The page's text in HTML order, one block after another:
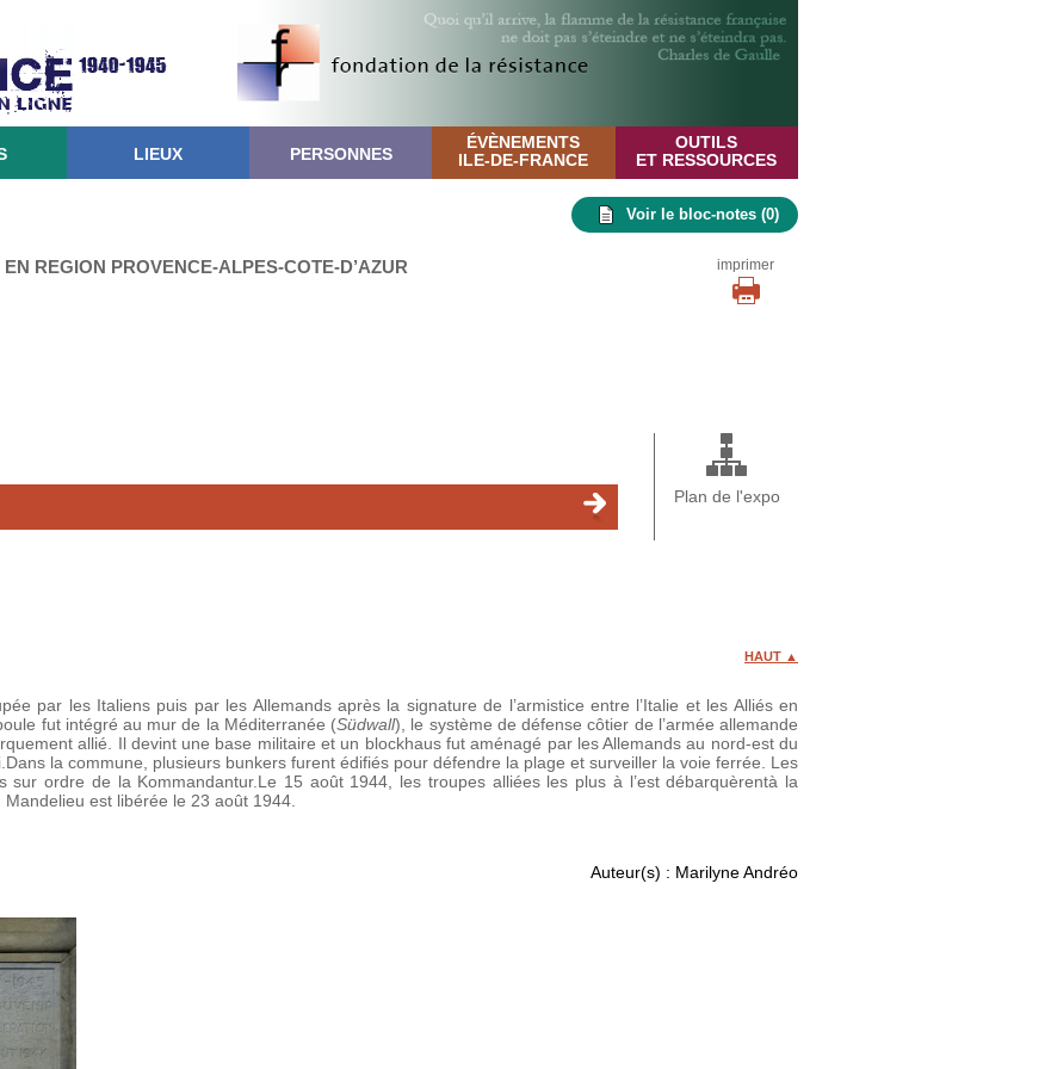
LIEUX PERSONNES
ÉVÈNEMENTS
ILE-DE-FRANCE
OUTILS
ET RESSOURCES
Voir le bloc-notes (0)
REGION PROVENCE-ALPES-COTE-D’AZUR imprimer
Plan de l'expo
HAUT ▲
par les Italiens puis par les Allemands après la signature de l’armistice entre l’Italie et les Alliés en
fut intégré au mur de la Méditerranée (Südwall), le système de défense côtier de l’armée allemande
allié. Il devint une base militaire et un blockhaus fut aménagé par les Allemands au nord-est du
la commune, plusieurs bunkers furent édifiés pour défendre la plage et surveiller la voie ferrée. Les
sur ordre de la Kommandantur.Le 15 août 1944, les troupes alliées les plus à l’est débarquèrentà la
est libérée le 23 août 1944.
Auteur(s) : Marilyne Andréo